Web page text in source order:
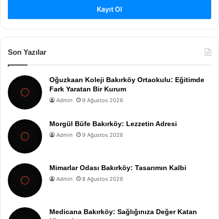
Kayıt Ol
Son Yazılar
Oğuzkaan Koleji Bakırköy Ortaokulu: Eğitimde
Fark Yaratan Bir Kurum
Admin 9 Ağustos 2026
Morgül Büfe Bakırköy: Lezzetin Adresi
Admin 9 Ağustos 2026
Mimarlar Odası Bakırköy: Tasarımın Kalbi
Admin 8 Ağustos 2026
Medicana Bakırköy: Sağlığınıza Değer Katan